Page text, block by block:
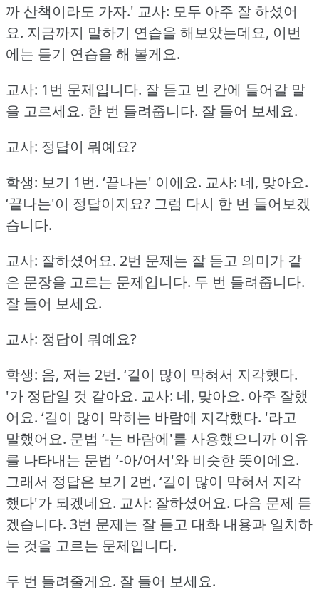
까 산책이라도 가자.' 교사: 모두 아주 잘 하셨어
요. 지금까지 말하기 연습을 해보았는데요, 이번
에는 듣기 연습을 해 볼게요.
교사: 1번 문제입니다. 잘 듣고 빈 칸에 들어갈 말
을 고르세요. 한 번 들려줍니다. 잘 들어 보세요.
교사: 정답이 뭐예요?
학생: 보기 1번. ‘끝나는' 이에요. 교사: 네, 맞아요.
‘끝나는'이 정답이지요? 그럼 다시 한 번 들어보겠
습니다.
교사: 잘하셨어요. 2번 문제는 잘 듣고 의미가 같
은 문장을 고르는 문제입니다. 두 번 들려줍니다.
잘 들어 보세요.
교사: 정답이 뭐예요?
학생: 음, 저는 2번. ‘길이 많이 막혀서 지각했다.
'가 정답일 것 같아요. 교사: 네, 맞아요. 아주 잘했
어요. ‘길이 많이 막히는 바람에 지각했다. '라고
말했어요. 문법 ‘-는 바람에'를 사용했으니까 이유
를 나타내는 문법 ‘-아/어서'와 비슷한 뜻이에요.
그래서 정답은 보기 2번. ‘길이 많이 막혀서 지각
했다'가 되겠네요. 교사: 잘하셨어요. 다음 문제 듣
겠습니다. 3번 문제는 잘 듣고 대화 내용과 일치하
는 것을 고르는 문제입니다.
두 번 들려줄게요. 잘 들어 보세요.